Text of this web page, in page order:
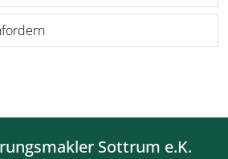
Sottrum e.K.